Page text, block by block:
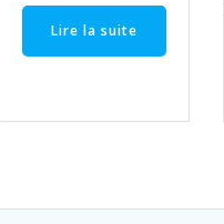
Lire la suite